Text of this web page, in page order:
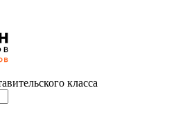
класса